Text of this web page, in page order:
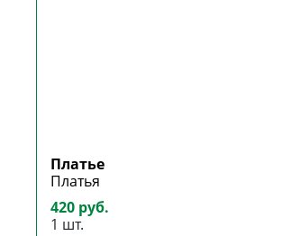
Платье
Платья
420 руб.
1 шт.